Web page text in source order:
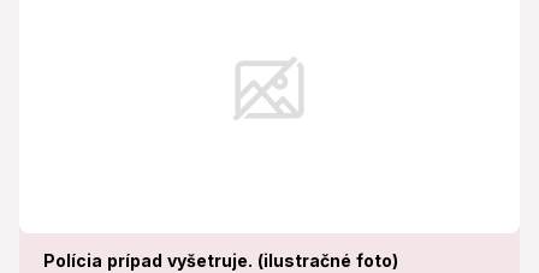
Polícia prípad vyšetruje. (ilustračné foto)